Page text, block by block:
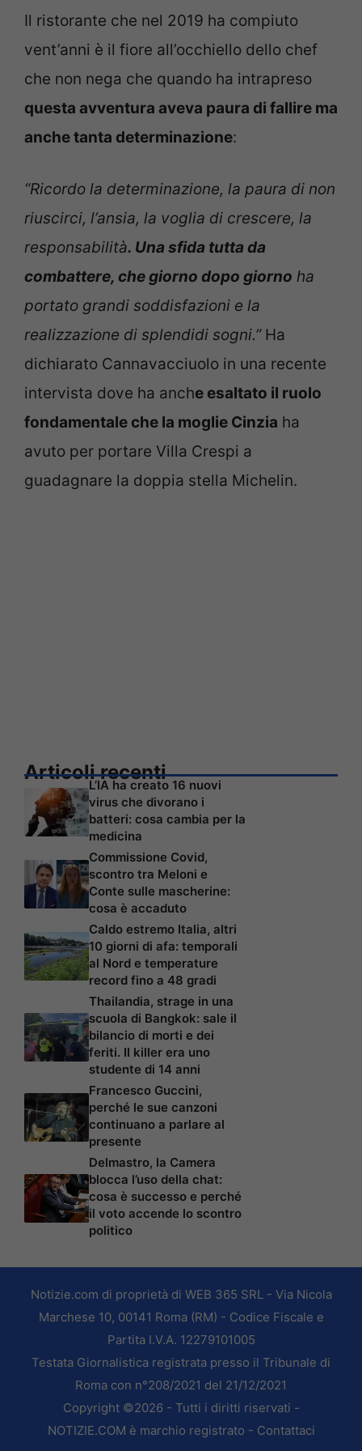
Il ristorante che nel 2019 ha compiuto
vent’anni è il fiore all’occhiello dello chef
che non nega che quando ha intrapreso
questa avventura aveva paura di fallire ma
anche tanta determinazione:
“Ricordo la determinazione, la paura di non
riuscirci, l’ansia, la voglia di crescere, la
responsabilità. Una sfida tutta da
combattere, che giorno dopo giorno ha
portato grandi soddisfazioni e la
realizzazione di splendidi sogni.” Ha
dichiarato Cannavacciuolo in una recente
intervista dove ha anche esaltato il ruolo
fondamentale che la moglie Cinzia ha
avuto per portare Villa Crespi a
guadagnare la doppia stella Michelin.
Articoli recenti
L’IA ha creato 16 nuovi
virus che divorano i
batteri: cosa cambia per la
medicina
Commissione Covid,
scontro tra Meloni e
Conte sulle mascherine:
cosa è accaduto
Caldo estremo Italia, altri
10 giorni di afa: temporali
al Nord e temperature
record fino a 48 gradi
Thailandia, strage in una
scuola di Bangkok: sale il
bilancio di morti e dei
feriti. Il killer era uno
studente di 14 anni
Francesco Guccini,
perché le sue canzoni
continuano a parlare al
presente
Delmastro, la Camera
blocca l’uso della chat:
cosa è successo e perché
il voto accende lo scontro
politico
Notizie.com di proprietà di WEB 365 SRL - Via Nicola
Marchese 10, 00141 Roma (RM) - Codice Fiscale e
Partita I.V.A. 12279101005
Testata Giornalistica registrata presso il Tribunale di
Roma con n°208/2021 del 21/12/2021
Copyright ©2026 - Tutti i diritti riservati -
NOTIZIE.COM è marchio registrato - Contattaci